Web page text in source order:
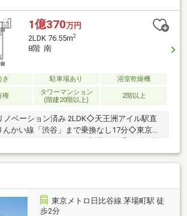
、周辺環境のチェックまでスマホで完結。よ
所へのルートや所要時間がわかる「Door to
」で、通勤・通学時間もスムーズに検索でき
宝ハウス大田東京では、物件のご紹介にとど
自の会員サービス「TOHO HOUSE CLUB」
カレンダー」を活用したライフプランニング
、ご入居後もお客様の安心と豊かな暮らしに
続けます。
1億370万円
2LDK 76.55m2
8階 南
き 駐車場あり 浴室乾燥機
権
タワーマンション
(階建20階以上)
2階以上
ベーション済み 2LDK◇天王洲アイル駅直
んかい線「渋谷」まで乗換なし17分◇東京モ
ス可能◇品川駅も徒歩圏内で、都心・空港双
な立地◇アナホテル併設、来客時の利用にも
フォートスクエア（商業施設）併設で日常
良好◇リバービューが楽しめる開放的な住空
管理体制、ホテルライクな共用部◇内覧は
にてご案内いたします。
東京メトロ日比谷線 茅場町駅 徒
歩2分